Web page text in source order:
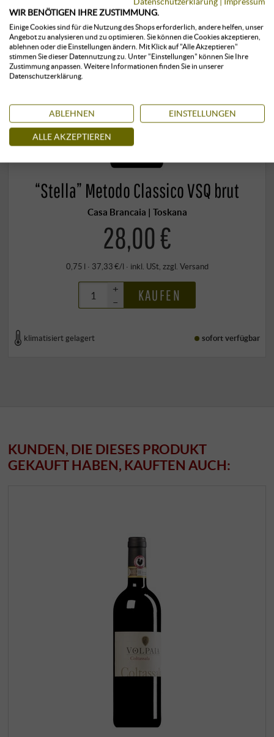
“Stella” Metodo Classico VSQ brut
Casa Brancaia | Toskana
28,00 €
0,75 l · 37,33 €/l · inkl. USt, zzgl. Versand
+
–
KAUFEN
klimatisiert gelagert sofort verfügbar
KUNDEN, DIE DIESES PRODUKT
GEKAUFT HABEN, KAUFTEN AUCH:
WIR BENÖTIGEN IHRE ZUSTIMMUNG.
Einige Cookies sind für die Nutzung des Shops erforderlich, andere helfen, unser
Angebot zu analysieren und zu optimieren. Sie können die Cookies akzeptieren,
ablehnen oder die Einstellungen ändern. Mit Klick auf "Alle Akzeptieren"
stimmen Sie dieser Datennutzung zu. Unter "Einstellungen" können Sie Ihre
Zustimmung anpassen. Weitere Informationen finden Sie in unserer
Datenschutzerklärung.
ABLEHNEN EINSTELLUNGEN
ALLE AKZEPTIEREN